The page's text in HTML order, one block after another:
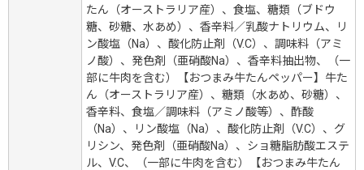
たん（オーストラリア産）、食塩、糖類（ブドウ
糖、砂糖、水あめ）、香辛料／乳酸ナトリウム、リ
ン酸塩（Na）、酸化防止剤（V.C）、調味料（アミ
ノ酸）、発色剤（亜硝酸Na）、香辛料抽出物、（一
部に牛肉を含む）【おつまみ牛たんペッパー】牛た
ん（オーストラリア産）、糖類（水あめ、砂糖）、
香辛料、食塩／調味料（アミノ酸等）、酢酸
（Na）、リン酸塩（Na）、酸化防止剤（V.C）、グ
リシン、発色剤（亜硝酸Na）、ショ糖脂肪酸エステ
ル、V.C、（一部に牛肉を含む）【おつまみ牛たん